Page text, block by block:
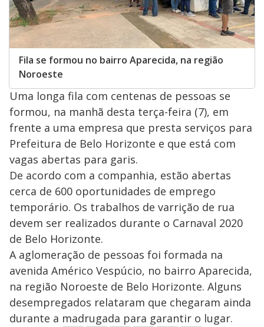
Fila se formou no bairro Aparecida, na região
Noroeste
Uma longa fila com centenas de pessoas se
formou, na manhã desta terça-feira (7), em
frente a uma empresa que presta serviços para
Prefeitura de Belo Horizonte e que está com
vagas abertas para garis.
De acordo com a companhia, estão abertas
cerca de 600 oportunidades de emprego
temporário. Os trabalhos de varrição de rua
devem ser realizados durante o Carnaval 2020
de Belo Horizonte.
A aglomeração de pessoas foi formada na
avenida Américo Vespúcio, no bairro Aparecida,
na região Noroeste de Belo Horizonte. Alguns
desempregados relataram que chegaram ainda
durante a madrugada para garantir o lugar.